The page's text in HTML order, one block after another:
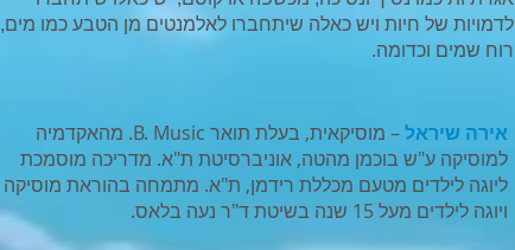
לדמויות של חיות ויש כאלה שיתחברו לאלמנטים מן הטבע כמו מים,
רוח שמים וכדומה.
אירה שיראל
– מוסיקאית, בעלת תואר B. Music. מהאקדמיה
למוסיקה ע"ש בוכמן מהטה, אוניברסיטת ת"א. מדריכה מוסמכת
ליוגה לילדים מטעם מכללת רידמן, ת"א. מתמחה בהוראת מוסיקה
ויוגה לילדים מעל 15 שנה בשיטת ד"ר נעה בלאס.​